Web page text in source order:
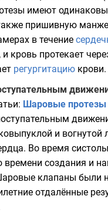
имеют
пришивную
в течение
и кровь протекает
регургитацию крови.
Шаровые протезы
и вогнутой
. Во время систолы
создания и
клапаны были
отдалённые